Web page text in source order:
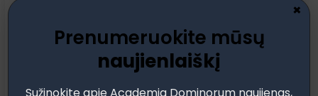
Prisijungti
Prenumeruokite mūsų
naujienlaiškį
×